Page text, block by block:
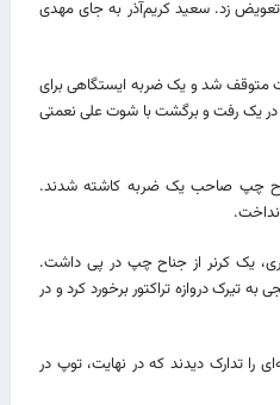
به تعویض زد. سعید کریم‌آذر به جای مهدی
راست متوقف شد و یک ضربه ایستگاهی برای
در یک رفت و برگشت با شوت علی نعمتی
از جناح چپ صاحب یک ضربه کاشته شدند.
امیری، یک کرنر از جناح چپ در پی داشت.
به تیرک دروازه تراکتور برخورد کرد و در
را تدارک دیدند که در نهایت، توپ در